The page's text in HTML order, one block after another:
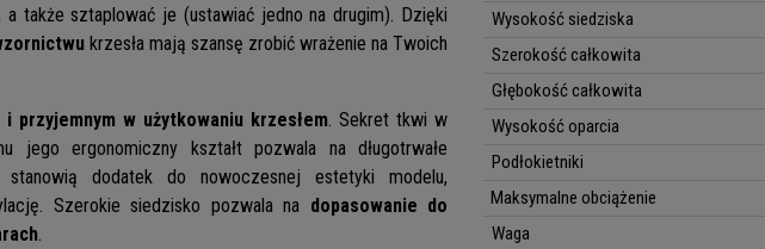
także sztaplować je (ustawiać jedno na drugim). Dzięki
krzesła mają szansę zrobić wrażenie na Twoich
i przyjemnym w użytkowaniu krzesłem. Sekret tkwi w
jego ergonomiczny kształt pozwala na długotrwałe
stanowią dodatek do nowoczesnej estetyki modelu,
Szerokie siedzisko pozwala na dopasowanie do
.
Wysokość siedziska
Szerokość całkowita
Głębokość całkowita
Wysokość oparcia
Podłokietniki
Maksymalne obciążenie
Waga